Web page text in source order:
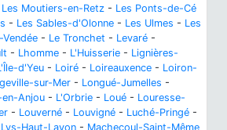
Les Moutiers-en-Retz - Les Ponts-de-Cé
- Les Sables-d'Olonne - Les Ulmes - Les
- Le Tronchet - Levaré -
- Lhomme - L'Huisserie - Lignières-
d'Yeu - Loiré - Loireauxence - Loiron-
sur-Mer - Longué-Jumelles -
en-Anjou - L'Orbrie - Loué - Louresse-
- Louverné - Louvigné - Luché-Pringé -
Lys-Haut-Layon - Machecoul-Saint-Même